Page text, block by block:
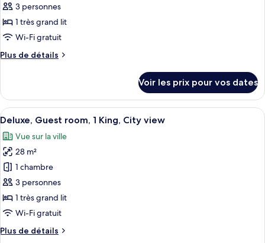
Twin,
City
view
ce
type
de
chambre :
Grand
Bedroom
Suite,
1
King,
City
view
3 personnes
1 très grand lit
Wi-Fi gratuit
Plus de détails
Plus
le
type
de
Grand
Suite,
Bedroom
Suite,
King,
City
Voir les prix pour vos dates
Afficher
toutes
les
photos
pour
ce
type
de
chambre :
Deluxe,
Un lit bien fait, avec du linge de lit
5
Deluxe, Guest room, 1 King, City view
Vue sur la ville
28 m²
1 chambre
3 personnes
1 très grand lit
Wi-Fi gratuit
Plus de détails
Plus